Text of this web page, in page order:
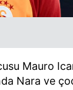
Mauro
Nara ve